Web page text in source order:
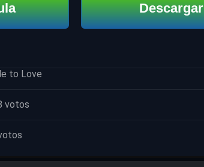
Descargar
to Love
votos